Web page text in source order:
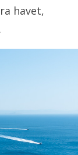
havet,